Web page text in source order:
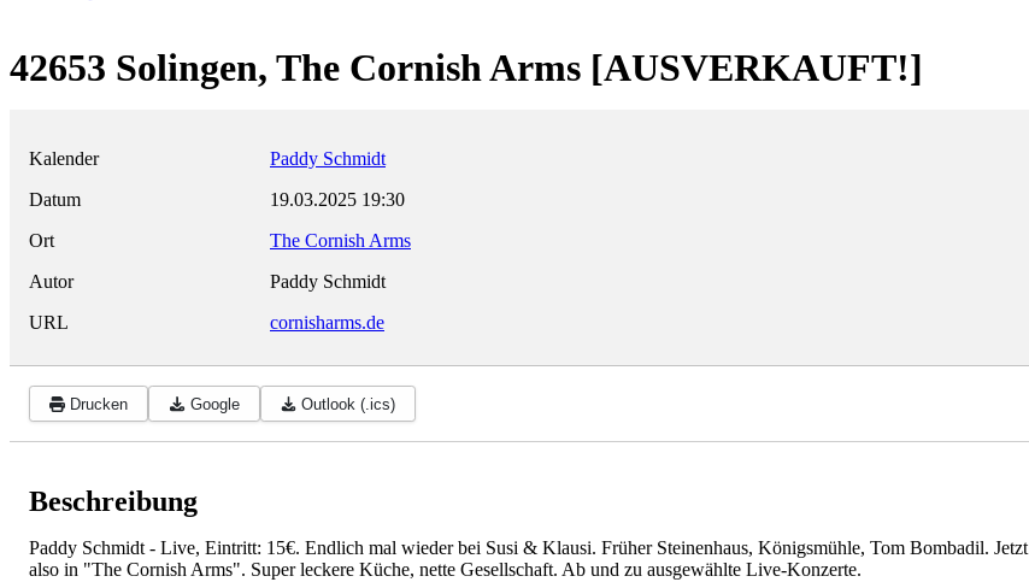
42653 Solingen, The Cornish Arms [AUSVERKAUFT!]
Kalender
Paddy Schmidt
Datum
19.03.2025 19:30
Ort
The Cornish Arms
Autor
Paddy Schmidt
URL
cornisharms.de
Drucken Google Outlook (.ics)
Beschreibung
Paddy Schmidt - Live, Eintritt: 15€. Endlich mal wieder bei Susi & Klausi. Früher Steinenhaus, Königsmühle, Tom Bombadil. Jetzt
also in "The Cornish Arms". Super leckere Küche, nette Gesellschaft. Ab und zu ausgewählte Live-Konzerte.